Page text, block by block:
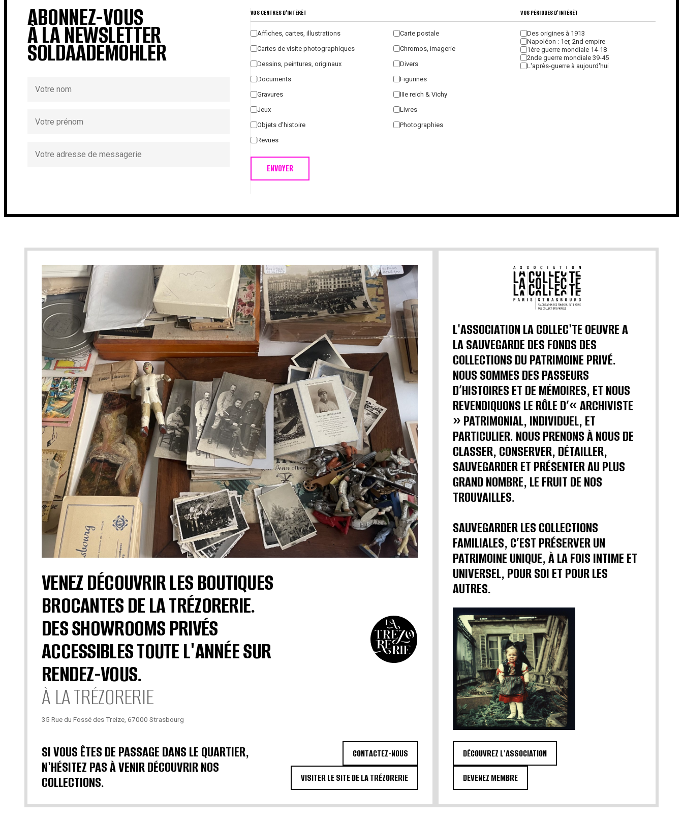
ABONNEZ-VOUS
À LA NEWSLETTER
SOLDAADEMOHLER
VOS CENTRES D'INTÉRÊT
Affiches, cartes, illustrations
Carte postale
Cartes de visite photographiques
Chromos, imagerie
Dessins, peintures, originaux
Divers
Documents
Figurines
Gravures
IIIe reich & Vichy
Jeux
Livres
Objets d'histoire
Photographies
Revues
ENVOYER
VOS PÉRIODES D'INTÉRÊT
Des origines à 1913
Napoléon : 1er, 2nd empire
1ère guerre mondiale 14-18
2nde guerre mondiale 39-45
L'après-guerre à aujourd'hui
VENEZ DÉCOUVRIR LES BOUTIQUES
BROCANTES DE LA TRÉZORERIE.
DES SHOWROOMS PRIVÉS
ACCESSIBLES TOUTE L'ANNÉE SUR
RENDEZ-VOUS.
À LA TRÉZORERIE
35 Rue du Fossé des Treize, 67000 Strasbourg
SI VOUS ÊTES DE PASSAGE DANS LE QUARTIER,
N'HÉSITEZ PAS À VENIR DÉCOUVRIR NOS
COLLECTIONS.
CONTACTEZ-NOUS
VISITER LE SITE DE LA TRÉZORERIE
L'ASSOCIATION LA COLLEC'TE OEUVRE A
LA SAUVEGARDE DES FONDS DES
COLLECTIONS DU PATRIMOINE PRIVÉ.
NOUS SOMMES DES PASSEURS
D’HISTOIRES ET DE MÉMOIRES, ET NOUS
REVENDIQUONS LE RÔLE D’« ARCHIVISTE
» PATRIMONIAL, INDIVIDUEL, ET
PARTICULIER. NOUS PRENONS À NOUS DE
CLASSER, CONSERVER, DÉTAILLER,
SAUVEGARDER ET PRÉSENTER AU PLUS
GRAND NOMBRE, LE FRUIT DE NOS
TROUVAILLES.
SAUVEGARDER LES COLLECTIONS
FAMILIALES, C’EST PRÉSERVER UN
PATRIMOINE UNIQUE, À LA FOIS INTIME ET
UNIVERSEL, POUR SOI ET POUR LES
AUTRES.
DÉCOUVREZ L'ASSOCIATION
DEVENEZ MEMBRE